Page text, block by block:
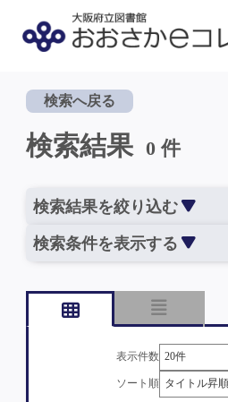
検索へ戻る
検索結果 0 件
検索結果を絞り込む
検索条件を表示する
表示件数
ソート順